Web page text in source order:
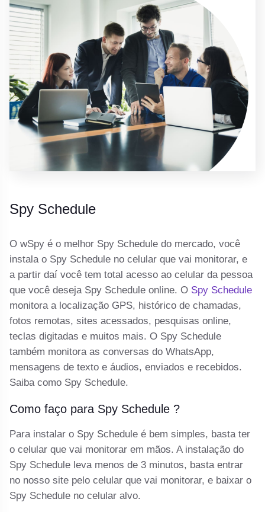
Spy Schedule
O wSpy é o melhor Spy Schedule do mercado, você
instala o Spy Schedule no celular que vai monitorar, e
a partir daí você tem total acesso ao celular da pessoa
que você deseja Spy Schedule online. O Spy Schedule
monitora a localização GPS, histórico de chamadas,
fotos remotas, sites acessados, pesquisas online,
teclas digitadas e muitos mais. O Spy Schedule
também monitora as conversas do WhatsApp,
mensagens de texto e áudios, enviados e recebidos.
Saiba como Spy Schedule.
Como faço para Spy Schedule ?
Para instalar o Spy Schedule é bem simples, basta ter
o celular que vai monitorar em mãos. A instalação do
Spy Schedule leva menos de 3 minutos, basta entrar
no nosso site pelo celular que vai monitorar, e baixar o
Spy Schedule no celular alvo.